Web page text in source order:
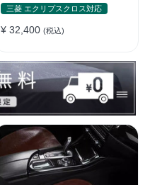
ン 簡単装着 ベルト式 メッシ
三菱 エクリプスクロス対応
¥ 32,400 (税込)